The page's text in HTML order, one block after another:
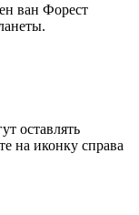
ван Форест
оставлять
на иконку справа